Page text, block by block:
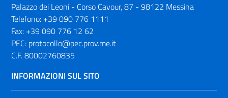
Palazzo dei Leoni - Corso Cavour, 87 - 98122 Messina
Telefono: +39 090 776 1111
Fax: +39 090 776 12 62
PEC: protocollo@pec.prov.me.it
C.F. 80002760835
INFORMAZIONI SUL SITO